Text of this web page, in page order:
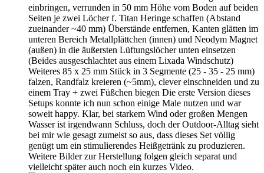
einbringen, verrunden in 50 mm Höhe vom Boden auf beiden
Seiten je zwei Löcher f. Titan Heringe schaffen (Abstand
zueinander ~40 mm) Überstände entfernen, Kanten glätten im
unteren Bereich Metallplättchen (innen) und Neodym Magnet
(außen) in die äußersten Lüftungslöcher unten einsetzen
(Beides ausgeschlachtet aus einem Lixada Windschutz)
Weiteres 85 x 25 mm Stück in 3 Segmente (25 - 35 - 25 mm)
falzen, Randfalz kreieren (~5mm), clever einschneiden und zu
einem Tray + zwei Füßchen biegen Die erste Version dieses
Setups konnte ich nun schon einige Male nutzen und war
soweit happy. Klar, bei starkem Wind oder großen Mengen
Wasser ist irgendwann Schluss, doch der Outdoor-Alltag sieht
bei mir wie gesagt zumeist so aus, dass dieses Set völlig
genügt um ein stimulierendes Heißgetränk zu produzieren.
Weitere Bilder zur Herstellung folgen gleich separat und
vielleicht später auch noch ein kurzes Video.